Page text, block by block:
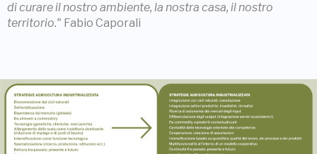
di curare il nostro ambiente, la nostra casa, il nostro
territorio." Fabio Caporali